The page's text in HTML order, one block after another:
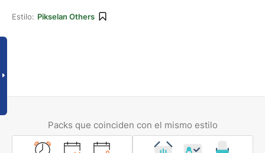
Estilo: Pikselan Others
Packs que coinciden con el mismo estilo